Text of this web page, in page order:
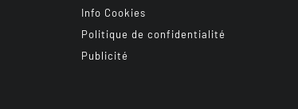
Info Cookies
Politique de confidentialité
Publicité